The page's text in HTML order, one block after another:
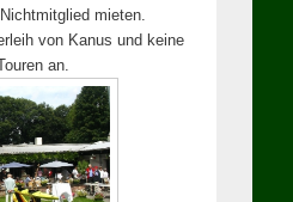
mieten.
von Kanus und keine
an.